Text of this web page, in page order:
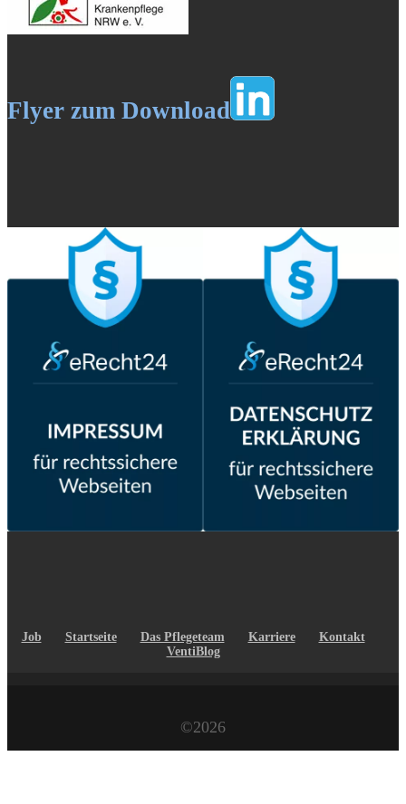
Flyer zum Download
Job Startseite Das Pflegeteam Karriere
Kontakt
VentiBlog
©2026